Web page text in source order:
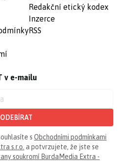
Redakční etický kodex
Inzerce
RSS
v e-mailu
ODEBÍRAT
s Obchodními podmínkami
s.r.o. a potvrzujete, že jste se
soukromí BurdaMedia Extra -